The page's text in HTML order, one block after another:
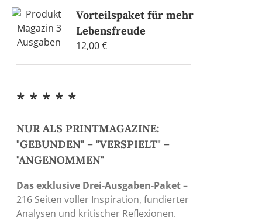
Vorteilspaket für mehr
Lebensfreude
12,00€
* * * * *
NUR ALS PRINTMAGAZINE:
"GEBUNDEN" – "VERSPIELT" –
"ANGENOMMEN"
Das exklusive Drei-Ausgaben-Paket–
216 Seiten voller Inspiration, fundierter
Analysen und kritischer Reflexionen.